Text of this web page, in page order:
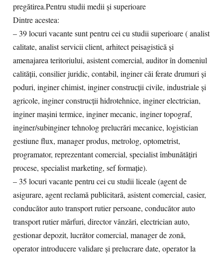
pregătirea.Pentru studii medii și superioare
Dintre acestea:
– 39 locuri vacante sunt pentru cei cu studii superioare ( analist
calitate, analist servicii client, arhitect peisagistică și
amenajarea teritoriului, asistent comercial, auditor în domeniul
calității, consilier juridic, contabil, inginer căi ferate drumuri și
poduri, inginer chimist, inginer construcții civile, industriale și
agricole, inginer construcții hidrotehnice, inginer electrician,
inginer mașini termice, inginer mecanic, inginer topograf,
inginer/subinginer tehnolog prelucrări mecanice, logistician
gestiune flux, manager produs, metrolog, optometrist,
programator, reprezentant comercial, specialist îmbunătățiri
procese, specialist marketing, sef formație).
– 35 locuri vacante pentru cei cu studii liceale (agent de
asigurare, agent reclamă publicitară, asistent comercial, casier,
conducător auto transport rutier persoane, conducător auto
transport rutier mărfuri, director vânzări, electrician auto,
gestionar depozit, lucrător comercial, manager de zonă,
operator introducere validare și prelucrare date, operator la